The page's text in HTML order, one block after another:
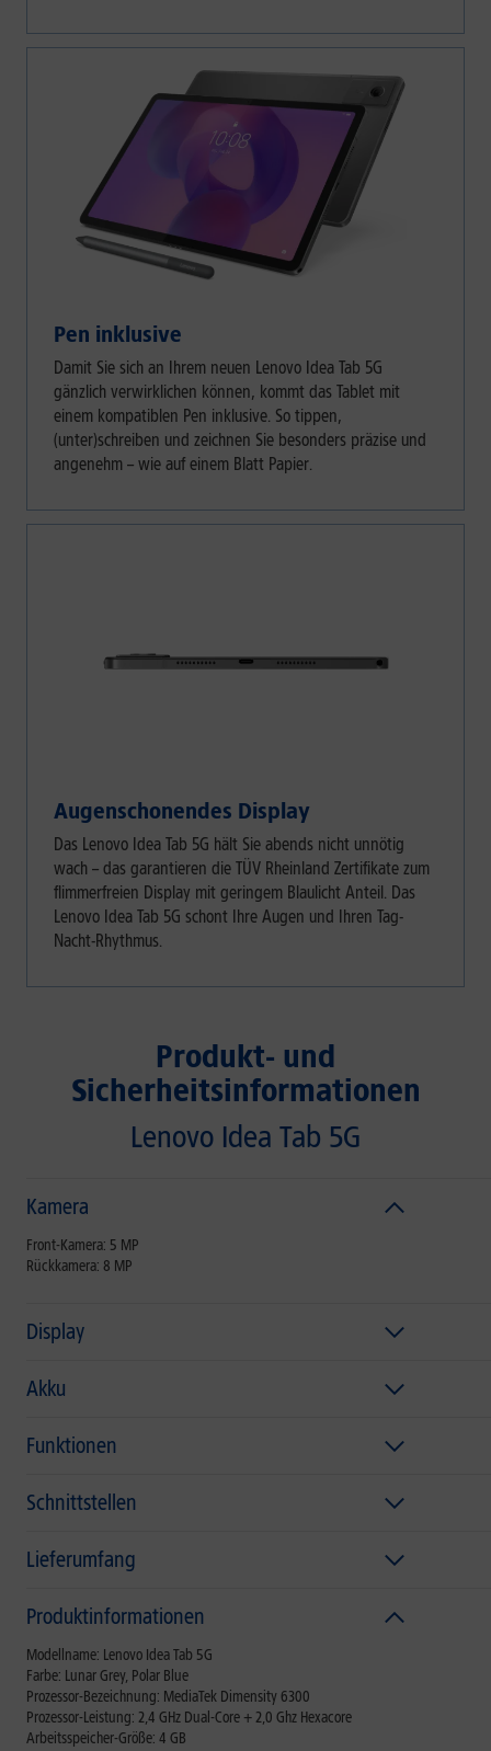
Pen inklusive
Damit Sie sich an Ihrem neuen Lenovo Idea Tab 5G
gänzlich verwirklichen können, kommt das Tablet mit
einem kompatiblen Pen inklusive. So tippen,
(unter)schreiben und zeichnen Sie besonders präzise und
angenehm – wie auf einem Blatt Papier.
Augenschonendes Display
Das Lenovo Idea Tab 5G hält Sie abends nicht unnötig
wach – das garantieren die TÜV Rheinland Zertifikate zum
flimmerfreien Display mit geringem Blaulicht Anteil. Das
Lenovo Idea Tab 5G schont Ihre Augen und Ihren Tag-
Nacht-Rhythmus.
Produkt- und
Sicherheitsinformationen
Lenovo Idea Tab 5G
Kamera
Front-Kamera: 5 MP
Rückkamera: 8 MP
Display
Akku
Funktionen
Schnittstellen
Lieferumfang
Produktinformationen
Modellname: Lenovo Idea Tab 5G
Farbe: Lunar Grey, Polar Blue
Prozessor-Bezeichnung: MediaTek Dimensity 6300
Prozessor-Leistung: 2,4 GHz Dual-Core + 2,0 Ghz Hexacore
Arbeitsspeicher-Größe: 4 GB